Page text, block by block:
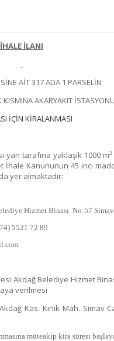
İHALE İLANI
AİT 317 ADA 1 PARSELİN
KISMINA AKARYAKIT İSTASYONU
İÇİN KİRALANMASI
yan tarafına yaklaşık 1000
İhale Kanununun 45 inci
yer almaktadır:
Hizmet Binası No:57
5521 72 89
Belediye Hizmet
verilmesi
Kas. Kınık Mah. Simav
müteakip kira süresi